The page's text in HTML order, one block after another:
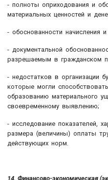
- полноты оприходования и
материальных ценностей и
- обоснованности начисления
- документальной
разрешаемым в гражданском
- недостатков в организации
которые могли
образованию материального
своевременному выявлению;
- исследование показателей,
размера (величины) оплаты
действующих норм.
14. Финансово-экономическая